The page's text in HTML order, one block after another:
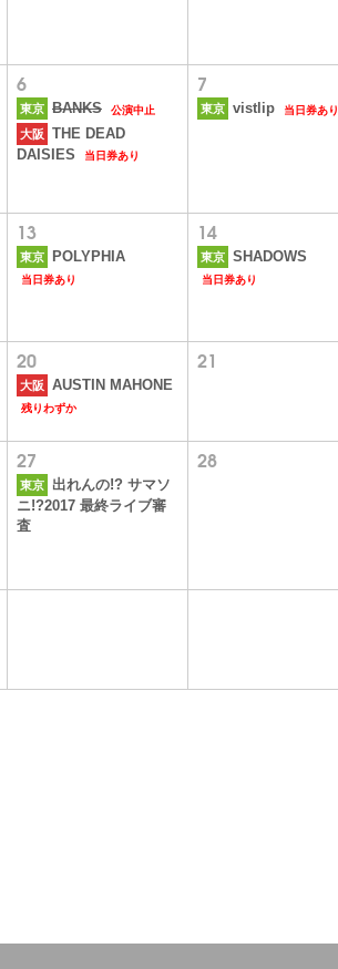
6
東京 BANKS 公演中止
大阪
THE DEAD
DAISIES
当日券あり
7
東京 vistlip 当日券あり
13
東京 POLYPHIA
当日券あり
14
東京 SHADOWS
当日券あり
20
大阪 AUSTIN MAHONE
残りわずか
21
27
東京 出れんの!? サマソ
ニ!?2017 最終ライブ審
査
28